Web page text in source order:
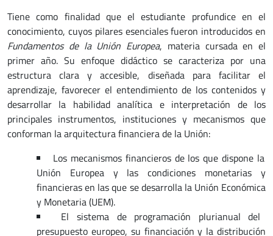
Tiene como finalidad que el estudiante profundice en el
conocimiento, cuyos pilares esenciales fueron introducidos en
Fundamentos de la Unión Europea, materia cursada en el
primer año. Su enfoque didáctico se caracteriza por una
estructura clara y accesible, diseñada para facilitar el
aprendizaje, favorecer el entendimiento de los contenidos y
desarrollar la habilidad analítica e interpretación de los
principales instrumentos, instituciones y mecanismos que
conforman la arquitectura financiera de la Unión:
Los mecanismos financieros de los que dispone la
Unión Europea y las condiciones monetarias y
financieras en las que se desarrolla la Unión Económica
y Monetaria (UEM).
El sistema de programación plurianual del
presupuesto europeo, su financiación y la distribución